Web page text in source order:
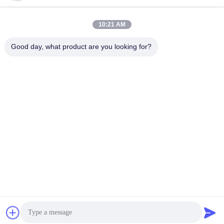
10:21 AM
Good day, what product are you looking for?